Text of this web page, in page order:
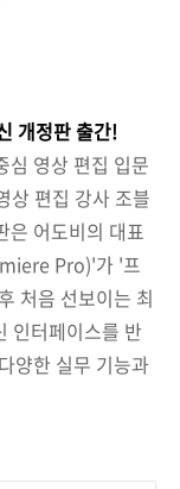
개정판 출간!
심 영상 편집 입문
상 편집 강사 조블
은 어도비의 대표
Pro)'가 '프
처음 선보이는 최
인터페이스를 반
양한 실무 기능과